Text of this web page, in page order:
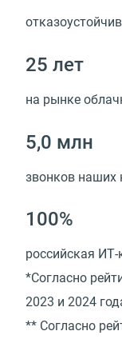
25 лет
на рынке
5,0 млн
звонков
100%
российская
*Cогласно
2023 и 2024
** Cогласно